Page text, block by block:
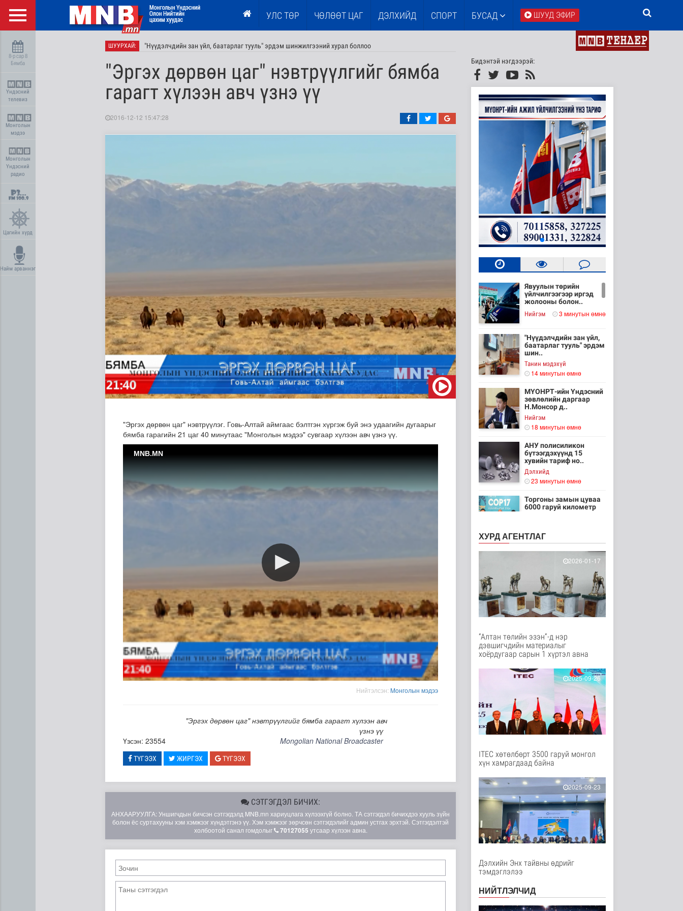
УЛС ТӨР ЧӨЛӨӨТ ЦАГ ДЭЛХИЙД СПОРТ БУСАД ШУУД ЭФИР
8-р сар 8
Бямба
Үндэсний
телевиз
Монголын
мэдээ
Монголын
Үндэсний
радио
Цагийн хүрд
Найм арваннэг
ШУУРХАЙ: "Нүүдэлчдийн зан үйл, баатарлаг тууль" эрдэм шинжилгээний хурал боллоо
МҮОНРТ-ийн Үндэсний зөвлөлийн даргаар Н.Монсор дахин сонгогдлоо
АНУ полисиликон бүтээгдэхүүнд 15 хувийн тариф ногдуулж, үнийн доод хязгаар тог..
"Эргэх дөрвөн цаг" нэвтрүүлгийг бямба
гарагт хүлээн авч үзнэ үү
2016-12-12 15:47:28
"Эргэх дөрвөн цаг" нэвтрүүлэг. Говь-Алтай аймгаас бэлтгэн хүргэж буй энэ удаагийн дугаарыг
бямба гарагийн 21 цаг 40 минутаас "Монголын мэдээ" сувгаар хүлээн авч үзнэ үү.
MNB.MN
Нийтэлсэн: Moнголын мэдээ
"Эргэх дөрвөн цаг" нэвтрүүлгийг бямба гарагт хүлээн авч
үзнэ үү
Үзсэн: 23554
Mongolian National Broadcaster
ТҮГЭЭХ ЖИРГЭХ ТҮГЭЭХ
СЭТГЭГДЭЛ БИЧИХ:
АНХААРУУЛГА: Уншигчдын бичсэн сэтгэгдэлд MNB.mn хариуцлага хүлээхгүй болно. ТА сэтгэгдэл бичихдээ хууль зүйн
болон ёс суртахууны хэм хэмжээг хүндэтгэнэ үү. Хэм хэмжээг зөрчсөн сэтгэгдэлийг админ устгах эрхтэй. Сэтгэгдэлтэй
холбоотой санал гомдолыг
70127055 утсаар хүлээн авна.
Бидэнтэй нэгдээрэй:
Явуулын төрийн
үйлчилгээгээр иргэд
жолооны болон..
Нийгэм 3 минутын өмнө
"Нүүдэлчдийн зан үйл,
баатарлаг тууль" эрдэм
шин..
Танин мэдэхүй
14 минутын өмнө
МҮОНРТ-ийн Үндэсний
зөвлөлийн даргаар
Н.Монсор д..
Нийгэм
18 минутын өмнө
АНУ полисиликон
бүтээгдэхүүнд 15
хувийн тариф но..
Дэлхийд
23 минутын өмнө
Торгоны замын цуваа
6000 гаруй километр
27 минутын өмнө
"ДЦС-3” ТӨХК-ийн нэн
шаардлагатай
Улс төр
41 минутын өмнө
“Цааснаас чөлөөлье”
зөвлөлдөх хэлэлцүүлэг
Улс төр
43 минутын өмнө
“Нүүрс-пиролизын
үйлдвэр” төслийн
чиглэл, хамтын..
46 минутын өмнө
ЦАГ АГААР:
Улаанбаатарт өдөртөө
32 хэм дулаан
51 минутын өмнө
"Цагийн хүрд"
мэдээллийн хөтөлбөр
/2026.08.07/
Нийгэм
57 минутын өмнө
Монгол Улсын Төрийн
дуулал
Энтертайнмент
илрүүлэн ш..
Нийгэм
17 цаг 3 минутын өмнө
ХУРД АГЕНТЛАГ
2026-01-17
“Алтан төлийн эзэн”-д нэр
дэвшигчдийн материалыг
хоёрдугаар сарын 1 хүртэл авна
2025-09-26
ITEC хөтөлбөрт 3500 гаруй монгол
хүн хамрагдаад байна
2025-09-23
Дэлхийн Энх тайвны өдрийг
тэмдэглэлээ
НИЙТЛЭЛЧИД